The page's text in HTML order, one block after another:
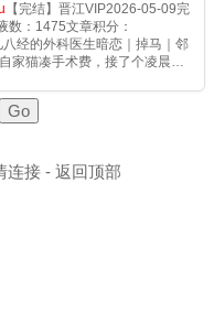
【完结】晋江VIP2026-05-09完
数：1475文章积分：
经的外科医生暗恋｜掉马｜邻
家猫凑手术费，接了个凌晨上
带着淡淡的檀香，她每次上门
连接- 返回顶部